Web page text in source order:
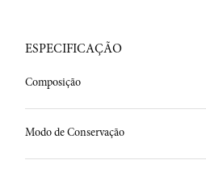
ESPECIFICAÇÃO
Composição
Modo de Conservação